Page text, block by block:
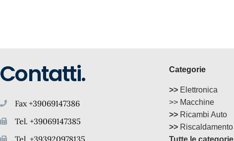
Contatti.
Fax +39069147386
Tel. +39069147385
Tel. +393920978135
Categorie
>>Elettronica
>> Macchine
>>Ricambi Auto
>>Riscaldamento
Tutte le categorie